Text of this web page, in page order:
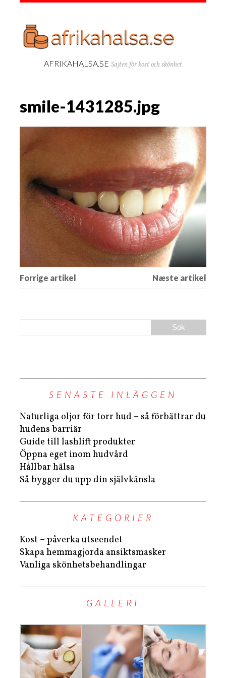
AFRIKAHALSA.SE Sajten för kost och skönhet
smile-1431285.jpg
SENASTE INLÄGGEN
Naturliga oljor för torr hud – så förbättrar du
hudens barriär
Guide till lashlift produkter
Öppna eget inom hudvård
Hållbar hälsa
Så bygger du upp din självkänsla
KATEGORIER
Kost – påverka utseendet
Skapa hemmagjorda ansiktsmasker
Vanliga skönhetsbehandlingar
GALLERI